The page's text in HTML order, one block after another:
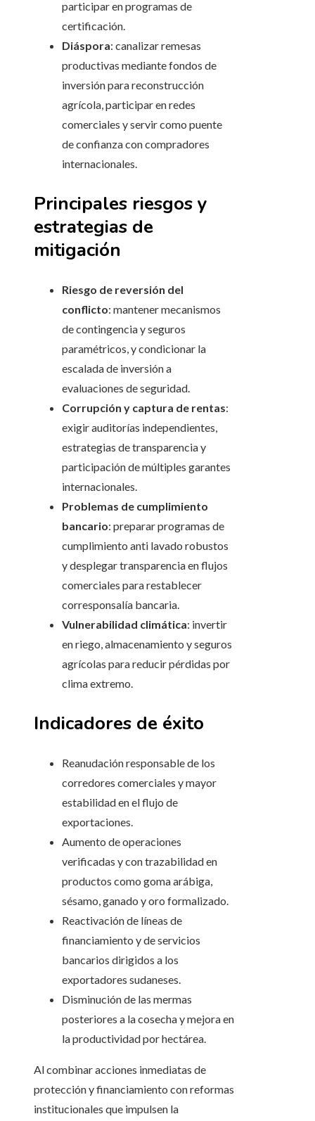
participar en programas de
certificación.
Diáspora: canalizar remesas
productivas mediante fondos de
inversión para reconstrucción
agrícola, participar en redes
comerciales y servir como puente
de confianza con compradores
internacionales.
Principales riesgos y
estrategias de
mitigación
Riesgo de reversión del
conflicto: mantener mecanismos
de contingencia y seguros
paramétricos, y condicionar la
escalada de inversión a
evaluaciones de seguridad.
Corrupción y captura de rentas:
exigir auditorías independientes,
estrategias de transparencia y
participación de múltiples garantes
internacionales.
Problemas de cumplimiento
bancario: preparar programas de
cumplimiento anti lavado robustos
y desplegar transparencia en flujos
comerciales para restablecer
corresponsalía bancaria.
Vulnerabilidad climática: invertir
en riego, almacenamiento y seguros
agrícolas para reducir pérdidas por
clima extremo.
Indicadores de éxito
Reanudación responsable de los
corredores comerciales y mayor
estabilidad en el flujo de
exportaciones.
Aumento de operaciones
verificadas y con trazabilidad en
productos como goma arábiga,
sésamo, ganado y oro formalizado.
Reactivación de líneas de
financiamiento y de servicios
bancarios dirigidos a los
exportadores sudaneses.
Disminución de las mermas
posteriores a la cosecha y mejora en
la productividad por hectárea.
Al combinar acciones inmediatas de
protección y financiamiento con reformas
institucionales que impulsen la